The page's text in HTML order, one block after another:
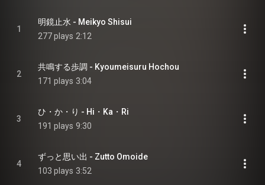
1
明鏡止水 - Meikyo Shisui
277 plays 2:12
2
共鳴する歩調 - Kyoumeisuru Hochou
171 plays 3:04
3
ひ・か・り - Hi・Ka・Ri
191 plays 9:30
4
ずっと思い出 - Zutto Omoide
103 plays 3:52